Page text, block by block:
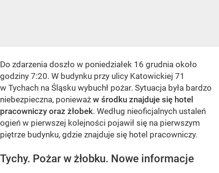
Do zdarzenia doszło w poniedziałek 16 grudnia około
godziny 7:20. W budynku przy ulicy Katowickiej 71
w Tychach na Śląsku wybuchł pożar. Sytuacja była bardzo
niebezpieczna, ponieważ w środku znajduje się hotel
pracowniczy oraz żłobek. Według nieoficjalnych ustaleń
ogień w pierwszej kolejności pojawił się na pierwszym
piętrze budynku, gdzie znajduje się hotel pracowniczy.
Tychy. Pożar w żłobku. Nowe informacje